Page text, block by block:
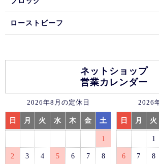
ローストビーフ
ネットショップ
営業カレンダー
2026年8月の定休日
日 月 火 水 木 金 土
1
2 3 4 5 6 7 8
2026
日 月 火
1
6 7 8